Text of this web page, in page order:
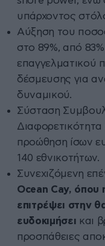
υπάρχοντος
Αύξηση του
στο 89%, από
επαγγελματικού
δέσμευσης για
δυναμικού.
Σύσταση
Διαφορετικότητα
προώθηση ίσων
140 εθνικοτήτων.
Συνεχιζόμενη
Ocean Cay, όπου
επιτρέψει στην
ευδοκιμήσει και
προσπάθειες